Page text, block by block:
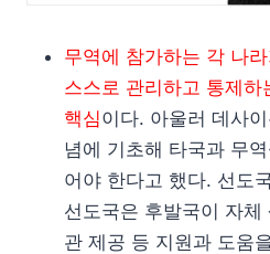
무역에 참가하는 각 나
스스로 관리하고 통제하
핵심이다. 아울러 데사이
념에 기초해 타국과 무
어야 한다고 했다. 선도
선도국은 후발국이 자
관 제공 등 지원과 도움